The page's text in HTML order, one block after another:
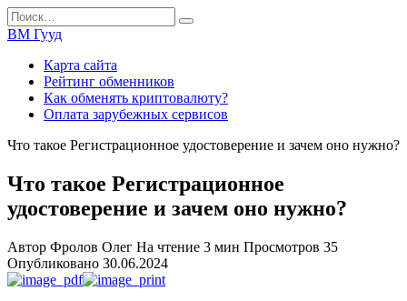
Перейти
к
содержанию
Search
for:
ВМ Гууд
Карта сайта
Рейтинг обменников
Как обменять криптовалюту?
Оплата зарубежных сервисов
Что такое Регистрационное удостоверение и зачем оно нужно?
Что такое Регистрационное
удостоверение и зачем оно нужно?
Автор Фролов Олег На чтение 3 мин Просмотров 35
Опубликовано 30.06.2024